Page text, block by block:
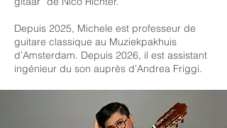
Depuis 2025, Michele est professeur de
guitare classique au Muziekpakhuis
d’Amsterdam. Depuis 2026, il est assistant
ingénieur du son auprès d’Andrea Friggi.